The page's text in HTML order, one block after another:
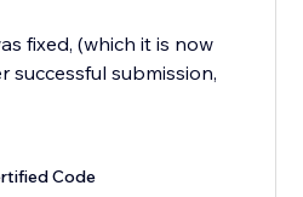
fixed, (which it is now
successful submission,
Code